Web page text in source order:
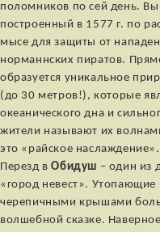
поломников по сей день.
построенный в 1577 г. по
мысе для защиты от
норманнских пиратов.
образуется уникальное
(до 30 метров!), которые
океанического дна и
жители называют их
это «райское наслаждение».
Перезд вОбидуш – один из
«город невест». Утопающие
черепичными крышами
волшебной сказке.